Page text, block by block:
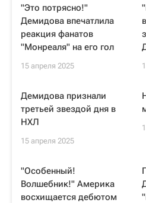
"Это потрясно!"
Демидова впечатлила
реакция фанатов
"Монреаля" на его гол
15 апреля 2025
Демидова признали
третьей звездой дня в
НХЛ
15 апреля 2025
"Особенный!
Волшебник!" Америка
восхищается дебютом